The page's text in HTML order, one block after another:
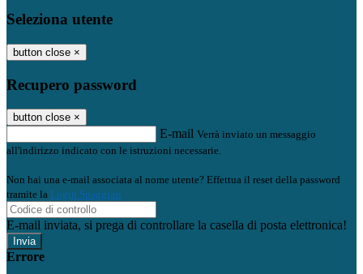
Seleziona utente
button close ×
Recupero password
button close ×
E-mail Verrà inviato un messaggio
all'indirizzo indicato con le istruzioni necessarie.
Non hai una e-mail associata al nome utente? Effettua il reset della password
tramite la Login Spaggiari
E-mail inviata, si prega di controllare la casella di posta elettronica!
Errore